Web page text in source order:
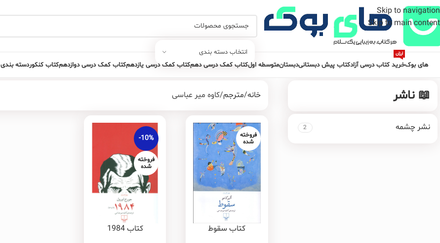
Skip to navigation
Skip to main content
انتخاب دسته بندی
های بوکخرید کتاب درسی آزاد
ارزان
کتاب پیش دبستانیدبستانمتوسطه اولکتاب کمک درسی دهمکتاب کمک درسی یازدهمکتاب کمک درسی دوازدهمکتاب کنکوردسته بندی
📖 ناشر
نشر چشمه 2
خانه مترجم کاوه میر عباسی
فروخته
شده
کتاب سقوط
-10%
فروخته
شده
کتاب 1984